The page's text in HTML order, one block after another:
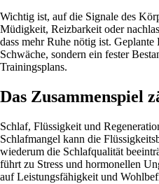
Wichtig ist, auf die Signale des
Müdigkeit, Reizbarkeit oder
dass mehr Ruhe nötig ist.
Schwäche, sondern ein fester
Trainingsplans.
Das Zusammenspiel
Schlaf, Flüssigkeit und
Schlafmangel kann die
wiederum die Schlafqualität
führt zu Stress und hormonellen
auf Leistungsfähigkeit und